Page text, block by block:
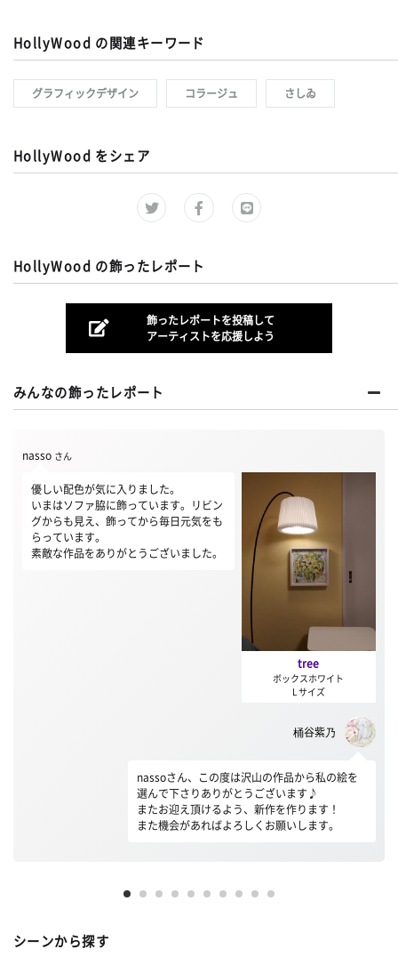
HollyWood の関連キーワード
グラフィックデザイン コラージュ さしゐ
HollyWood をシェア
HollyWood の飾ったレポート
飾ったレポートを投稿して
アーティストを応援しよう
みんなの飾ったレポート
nasso さん
優しい配色が気に入りました。
いまはソファ脇に飾っています。リビン
グからも見え、飾ってから毎日元気をも
らっています。
素敵な作品をありがとうございました。
tree
ボックスホワイト
L サイズ
桶谷紫乃
nassoさん、この度は沢山の作品から私の絵を
選んで下さりありがとうございます♪
またお迎え頂けるよう、新作を作ります！
また機会があればよろしくお願いします。
シーンから探す